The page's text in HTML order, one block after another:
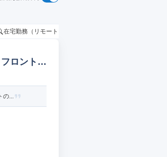
在宅勤務（リモートワーク）OK
ロントエ
の...